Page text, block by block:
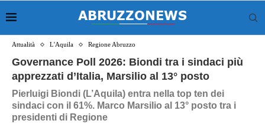
Attualità L'Aquila Regione Abruzzo
Governance Poll 2026: Biondi tra i sindaci più
apprezzati d’Italia, Marsilio al 13° posto
Pierluigi Biondi (L’Aquila) entra nella top ten dei
sindaci con il 61%. Marco Marsilio al 13° posto tra i
presidenti di Regione